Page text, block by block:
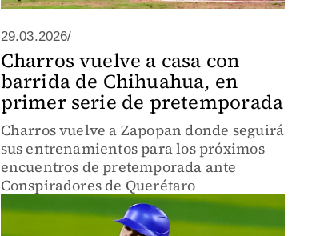
29.03.2026/
Charros vuelve a casa con
barrida de Chihuahua, en
primer serie de pretemporada
Charros vuelve a Zapopan donde seguirá
sus entrenamientos para los próximos
encuentros de pretemporada ante
Conspiradores de Querétaro